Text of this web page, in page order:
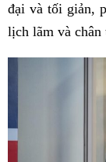
đại và tối giản,
lịch lãm và chân